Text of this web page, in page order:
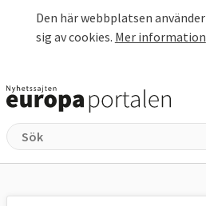
Den här webbplatsen använder
sig av cookies. Mer information